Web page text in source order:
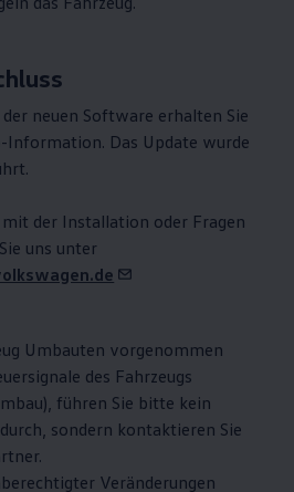
neuen Software erhalten Sie
Das Update wurde
der Installation oder Fragen
uns unter
Umbauten vorgenommen
des Fahrzeugs
führen Sie bitte kein
sondern kontaktieren Sie
Veränderungen